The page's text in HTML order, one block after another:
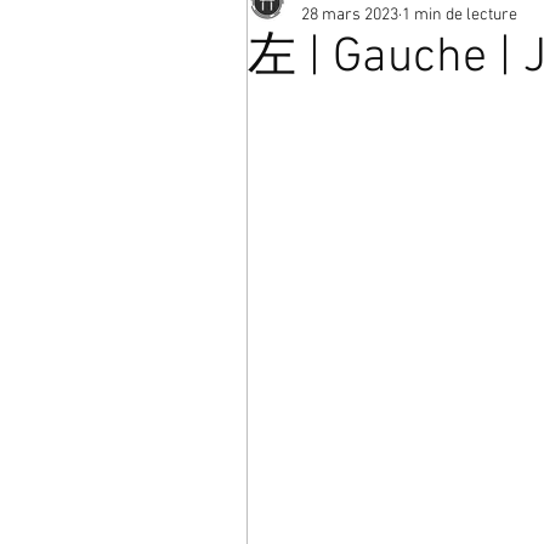
左 | Gauche |
28 mars 2023 1 min de lecture